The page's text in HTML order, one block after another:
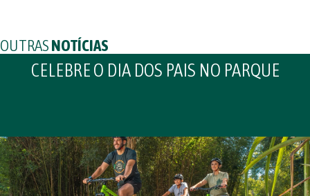
OUTRASNOTÍCIAS
CELEBRE O DIA DOS PAIS NO PARQUE